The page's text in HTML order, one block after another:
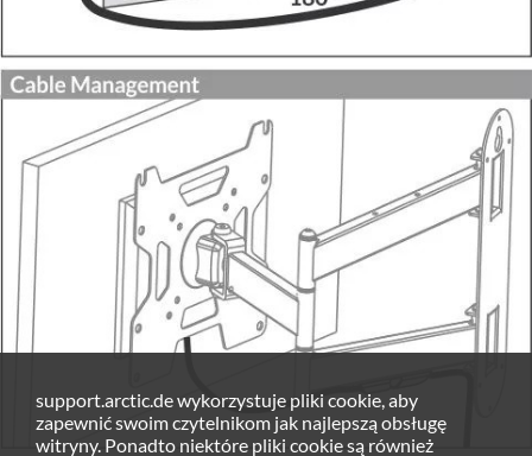
support.arctic.de wykorzystuje pliki cookie, aby
zapewnić swoim czytelnikom jak najlepszą obsługę
witryny. Ponadto niektóre pliki cookie są również